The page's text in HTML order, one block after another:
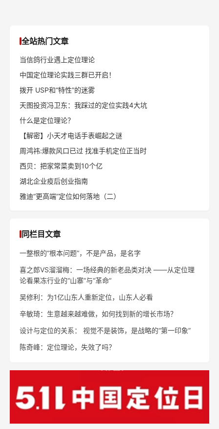
全站热门文章
当信鸽行业遇上定位理论
中国定位理论实践三群已开启！
拨开 USP和“特性”的迷雾
天图投资冯卫东：我踩过的定位实践4大坑
什么是定位理论？
【解密】小天才电话手表崛起之谜
周鸿祎:爆款风口已过 找准手机定位正当时
西贝：把家常菜卖到10个亿
湖北企业疫后创业指南
雅迪“更高端”定位如何落地（二）
同栏目文章
一整根的“根本问题”，不是产品，是名字
喜之郎VS溜溜梅：一场经典的新老品类对决 ——从定位理
论看果冻行业的“山寨”与“革命”
吴修利：为1亿山东人重新定位，山东人必看
辛敏琦：生意越来越难做，如何找到新的增长市场？
设计与定位的关系： 视觉不是装饰，是战略的“第一印象”
陈奇峰：定位理论，失效了吗？